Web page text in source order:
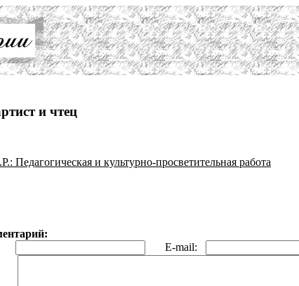
и чтец
Педагогическая и культурно-просветительная работа
E-mail: